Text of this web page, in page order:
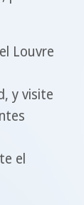
Louvre
y visite
el